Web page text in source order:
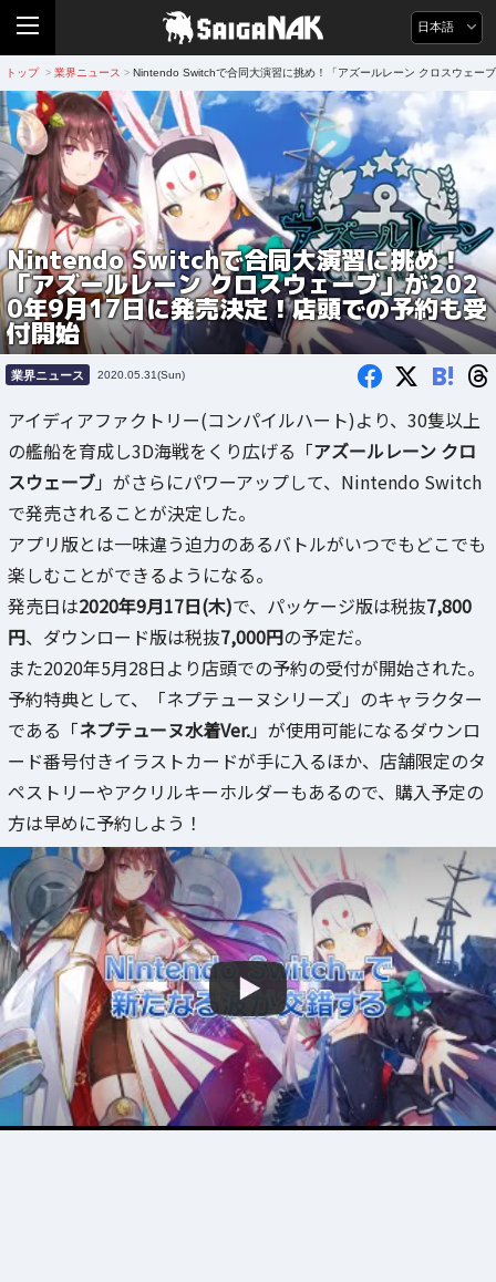
日本語
トップ > 業界ニュース > Nintendo Switchで合同大演習に挑め！「アズールレーン クロスウェー
Nintendo Switchで合同大演習に挑め！
「アズールレーン クロスウェーブ」が202
0年9月17日に発売決定！店頭での予約も受
付開始
業界ニュース 2020.05.31(Sun) B!
アイディアファクトリー(コンパイルハート)より、30隻以上
の艦船を育成し3D海戦をくり広げる「アズールレーン クロ
スウェーブ」がさらにパワーアップして、Nintendo Switch
で発売されることが決定した。
アプリ版とは一味違う迫力のあるバトルがいつでもどこでも
楽しむことができるようになる。
発売日は2020年9月17日(木)で、パッケージ版は税抜7,800
円、ダウンロード版は税抜7,000円の予定だ。
また2020年5月28日より店頭での予約の受付が開始された。
予約特典として、「ネプテューヌシリーズ」のキャラクター
である「ネプテューヌ水着Ver.」が使用可能になるダウンロ
ード番号付きイラストカードが手に入るほか、店舗限定のタ
ペストリーやアクリルキーホルダーもあるので、購入予定の
方は早めに予約しよう！